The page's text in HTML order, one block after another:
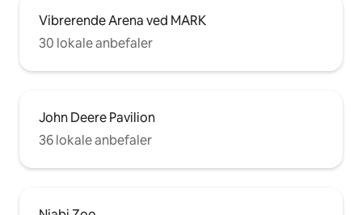
Vibrerende Arena ved MARK
30 lokale anbefaler
John Deere Pavilion
36 lokale anbefaler